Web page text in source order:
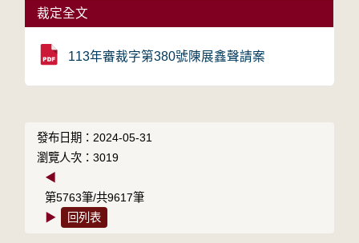
裁定全文
113年審裁字第380號陳展鑫聲請案
發布日期：2024-05-31
瀏覽人次：3019
◀
第5763筆/共9617筆
▶
回列表